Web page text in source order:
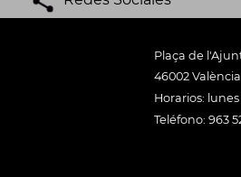
Plaça de
46002 València
Horarios:
Teléfono: 963